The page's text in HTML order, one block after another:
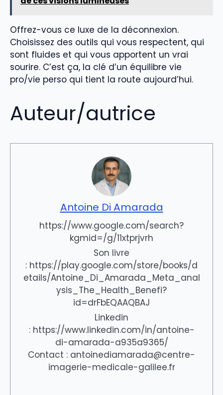
Offrez-vous ce luxe de la déconnexion.
Choisissez des outils qui vous respectent, qui
sont fluides et qui vous apportent un vrai
sourire. C’est ça, la clé d’un équilibre vie
pro/vie perso qui tient la route aujourd’hui.
Auteur/autrice
Antoine Di Amarada
https://www.google.com/search?
kgmid=/g/11xtprjvrh
Son livre
: https://play.google.com/store/books/d
etails/Antoine_Di_Amarada_Meta_anal
ysis_The_Health_Benefi?
id=drFbEQAAQBAJ
Linkedin
: https://www.linkedin.com/in/antoine-
di-amarada-a935a9365/
Contact : antoinediamarada@centre-
imagerie-medicale-galilee.fr